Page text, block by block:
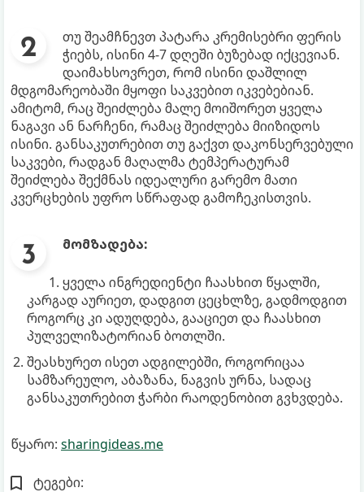
თუ შეამჩნევთ პატარა კრემისებრი ფერის
ჭიებს, ისინი 4-7 დღეში ბუზებად იქცევიან.
დაიმახსოვრეთ, რომ ისინი დაშლილ
მდგომარეობაში მყოფი საკვებით იკვებებიან.
ამიტომ, რაც შეიძლება მალე მოიშორეთ ყველა
ნაგავი ან ნარჩენი, რამაც შეიძლება მიიზიდოს
ისინი. განსაკუთრებით თუ გაქვთ დაკონსერვებული
საკვები, რადგან მაღალმა ტემპერატურამ
შეიძლება შექმნას იდეალური გარემო მათი
კვერცხების უფრო სწრაფად გამოჩეკისთვის.
მომზადება:
ყველა ინგრედიენტი ჩაასხით წყალში,
კარგად აურიეთ, დადგით ცეცხლზე, გადმოდგით
როგორც კი ადუღდება, გააციეთ და ჩაასხით
პულველიზატორიან ბოთლში.
შეასხურეთ ისეთ ადგილებში, როგორიცაა
სამზარეულო, აბაზანა, ნაგვის ურნა, სადაც
განსაკუთრებით ჭარბი რაოდენობით გვხვდება.
წყარო: sharingideas.me
ტეგები: